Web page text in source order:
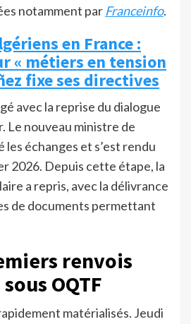
notamment par Franceinfo.
en France :
« métiers en tension
fixe ses directives
avec la reprise du dialogue
Le nouveau ministre de
les échanges et s’est rendu
2026. Depuis cette étape, la
a repris, avec la délivrance
de documents permettant
renvois
OQTF
matérialisés. Jeudi